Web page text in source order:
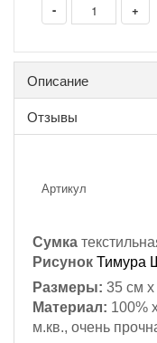
- +
Описание
Отзывы
Артикул
Сумка
Рисунок Тимура
Размеры: 35 см х
Материал: 100%
м.кв., очень